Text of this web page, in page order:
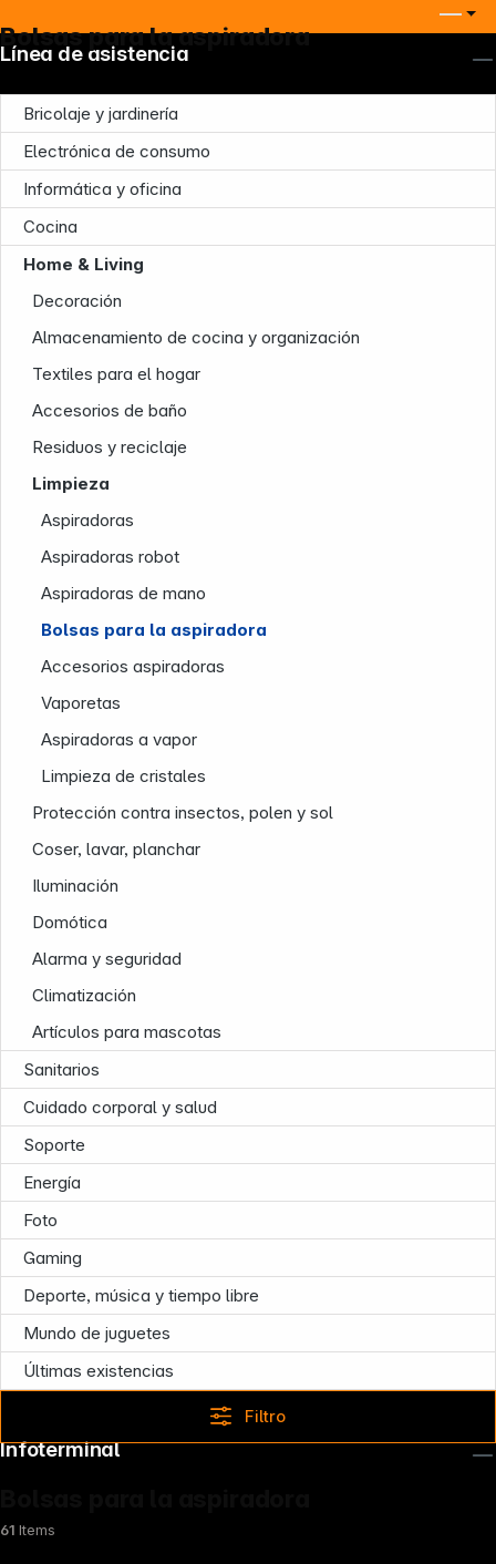
Bolsas para la aspiradora
Bricolaje y jardinería
Electrónica de consumo
Informática y oficina
Cocina
Home & Living
Decoración
Almacenamiento de cocina y organización
Textiles para el hogar
Accesorios de baño
Residuos y reciclaje
Limpieza
Aspiradoras
Aspiradoras robot
Aspiradoras de mano
Bolsas para la aspiradora
Accesorios aspiradoras
Vaporetas
Aspiradoras a vapor
Limpieza de cristales
Protección contra insectos, polen y sol
Coser, lavar, planchar
Iluminación
Domótica
Alarma y seguridad
Climatización
Artículos para mascotas
Sanitarios
Cuidado corporal y salud
Soporte
Energía
Foto
Gaming
Deporte, música y tiempo libre
Mundo de juguetes
Últimas existencias
Filtro
61 Items
Línea de asistencia
Nuestra empresa
Infoterminal